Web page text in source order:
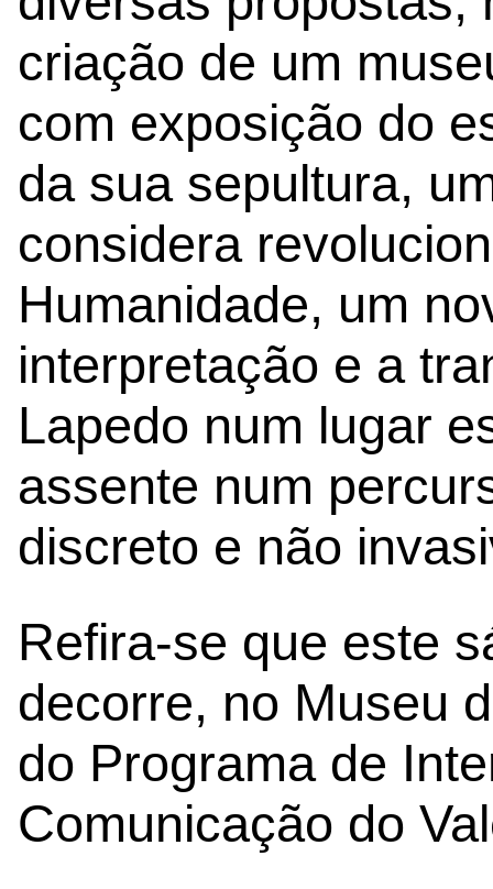
criação de um
com exposição do
da sua sepultura,
considera
Humanidade, um
interpretação e a
Lapedo num lugar
assente num
discreto e não
Refira-se que este
decorre, no Museu
do Programa de
Comunicação do